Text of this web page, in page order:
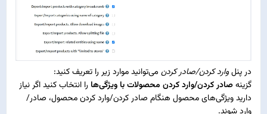
در پنلوارد کردن/صادر کردن می‌توانید موارد زیر را تعریف کنید:
گزینهصادر کردن/وارد کردن محصولات با ویژگی‌ها را انتخاب کنید اگر نیاز
دارید ویژگی‌های محصول هنگام صادر کردن/وارد کردن محصول، صادر/